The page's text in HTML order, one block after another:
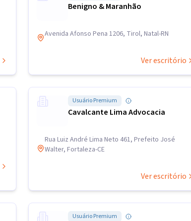
Benigno & Maranhão
Avenida Afonso Pena 1206, Tirol, Natal-RN
Ver escritório
Usuário Premium
Cavalcante Lima Advocacia
Rua Luiz André Lima Neto 461, Prefeito José
Walter, Fortaleza-CE
Ver escritório
Usuário Premium